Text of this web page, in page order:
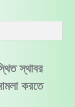
স্থাবর
করতে